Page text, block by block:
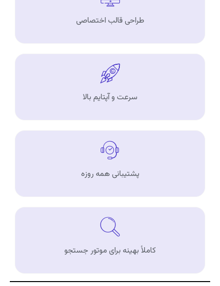
طراحی قالب اختصاصی
سرعت و آپتایم بالا
پشتیبانی همه روزه
کاملاً بهینه برای موتور جستجو